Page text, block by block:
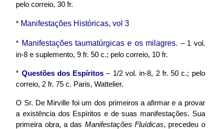
pelo correio, 30 fr.
* Manifestações Históricas, vol 3
* Manifestações taumatúrgicas e os milagres. – 1 vol.
in-8 e suplemento, 9 fr. 50 c.; pelo correio, 10 fr.
* Questões dos Espíritos – 1/2 vol. in-8, 2 fr. 50 c.; pelo
correio, 2 fr. 75 c. Paris, Wattelier.
O Sr. De Mirville foi um dos primeiros a afirmar e a provar
a existência dos Espíritos e de suas manifestações. Sua
primeira obra, a das Manifestações Fluídicas, precedeu o